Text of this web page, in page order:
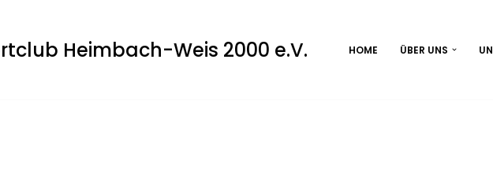
Heimbach-Weis 2000 e.V. HOME ÜBER UNS